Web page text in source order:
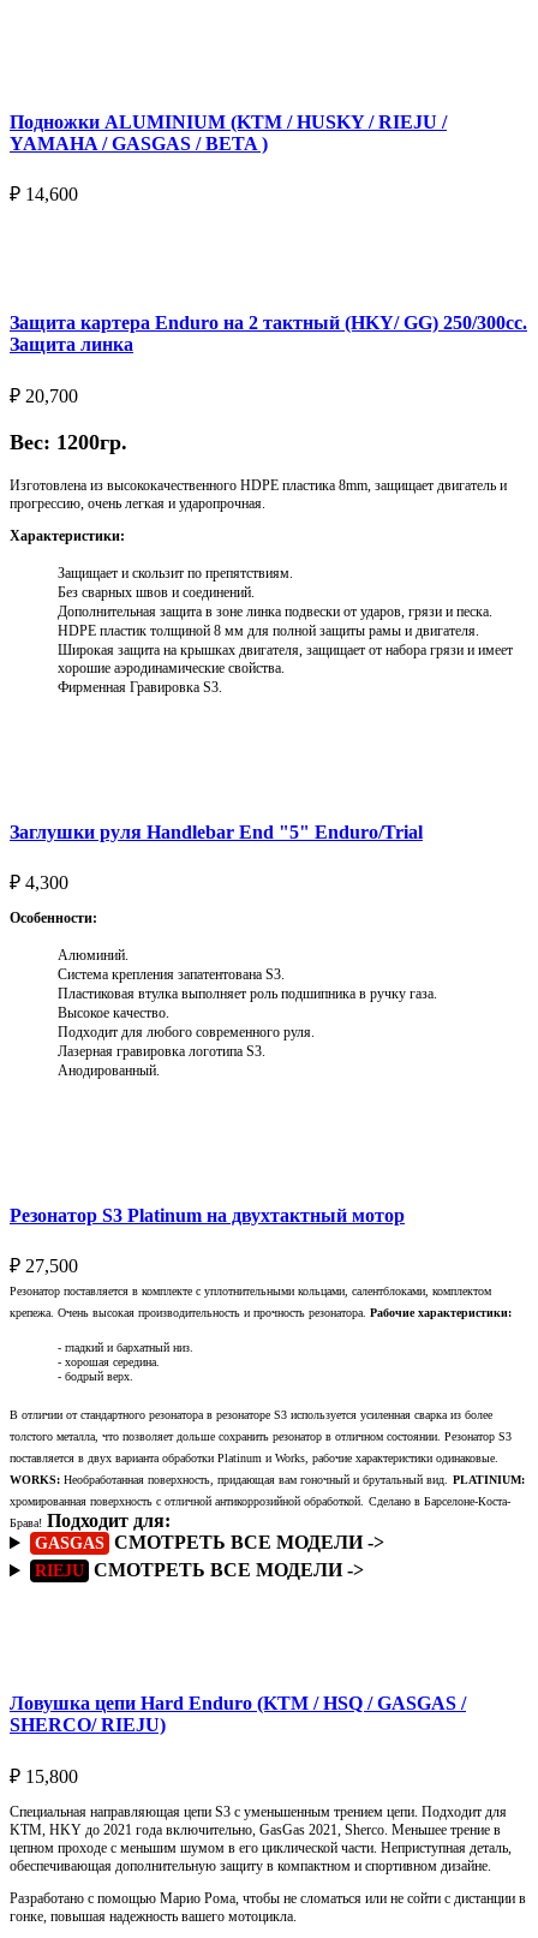
Подножки ALUMINIUM (KTM / HUSKY / RIEJU /
YAMAHA / GASGAS / BETA )
₽ 14,600
Защита картера Enduro на 2 тактный (HKY/ GG) 250/300cc.
Защита линка
₽ 20,700
Вес: 1200гр.
Изготовлена из высококачественного HDPE пластика 8mm, защищает двигатель и
прогрессию, очень легкая и ударопрочная.
Характеристики:
Защищает и скользит по препятствиям.
Без сварных швов и соединений.
Дополнительная защита в зоне линка подвески от ударов, грязи и песка.
HDPE пластик толщиной 8 мм для полной защиты рамы и двигателя.
Широкая защита на крышках двигателя, защищает от набора грязи и имеет
хорошие аэродинамические свойства.
Фирменная Гравировка S3.
Заглушки руля Handlebar End "5" Enduro/Trial
₽ 4,300
Особенности:
Алюминий.
Система крепления запатентована S3.
Пластиковая втулка выполняет роль подшипника в ручку газа.
Высокое качество.
Подходит для любого современного руля.
Лазерная гравировка логотипа S3.
Анодированный.
Резонатор S3 Platinum на двухтактный мотор
₽ 27,500
Резонатор поставляется в комплекте с уплотнительными кольцами, салентблоками, комплектом
крепежа. Очень высокая производительность и прочность резонатора. Рабочие характеристики:
- гладкий и бархатный низ.
- хорошая середина.
- бодрый верх.
В отличии от стандартного резонатора в резонаторе S3 используется усиленная сварка из более
толстого металла, что позволяет дольше сохранить резонатор в отличном состоянии. Резонатор S3
поставляется в двух варианта обработки Platinum и Works, рабочие характеристики одинаковые.
WORKS: Необработанная поверхность, придающая вам гоночный и брутальный вид. PLATINIUM:
хромированная поверхность с отличной антикоррозийной обработкой. Сделано в Барселоне-Коста-
Брава! Подходит для:
GASGAS СМОТРЕТЬ ВСЕ МОДЕЛИ ->
RIEJU СМОТРЕТЬ ВСЕ МОДЕЛИ ->
Ловушка цепи Hard Enduro (KTM / HSQ / GASGAS /
SHERCO/ RIEJU)
₽ 15,800
Специальная направляющая цепи S3 с уменьшенным трением цепи. Подходит для
KTM, HKY до 2021 года включительно, GasGas 2021, Sherco. Меньшее трение в
цепном проходе с меньшим шумом в его циклической части. Неприступная деталь,
обеспечивающая дополнительную защиту в компактном и спортивном дизайне.
Разработано с помощью Марио Рома, чтобы не сломаться или не сойти с дистанции в
гонке, повышая надежность вашего мотоцикла.